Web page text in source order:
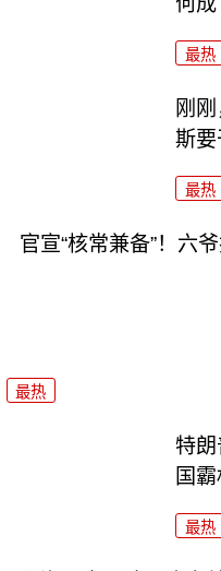
最热
刚
斯要
最热
官宣“核常兼备”！六
最热
特朗
国
最热